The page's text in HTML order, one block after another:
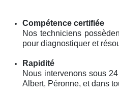
Compétence certifiée
Nos techniciens
pour diagnostiquer et
Rapidité
Nous intervenons sous
Albert, Péronne, et dans